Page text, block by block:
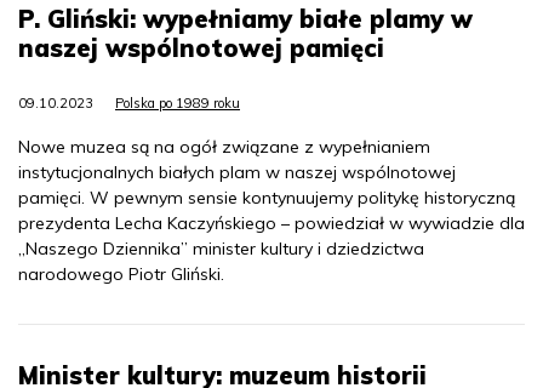
P. Gliński: wypełniamy białe plamy w
naszej wspólnotowej pamięci
09.10.2023 Polska po 1989 roku
Nowe muzea są na ogół związane z wypełnianiem
instytucjonalnych białych plam w naszej wspólnotowej
pamięci. W pewnym sensie kontynuujemy politykę historyczną
prezydenta Lecha Kaczyńskiego – powiedział w wywiadzie dla
„Naszego Dziennika” minister kultury i dziedzictwa
narodowego Piotr Gliński.
Minister kultury: muzeum historii